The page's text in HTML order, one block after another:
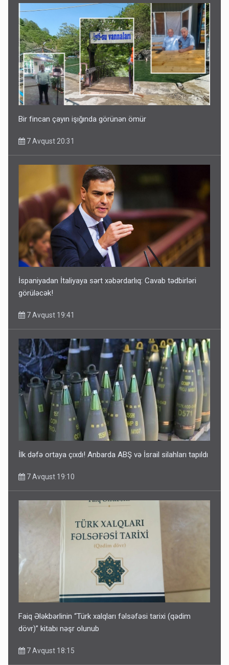
Bir fincan çayın işığında görünən ömür
7 Avqust 20:31
İspaniyadan İtaliyaya sərt xəbərdarlıq: Cavab tədbirləri
görüləcək!
7 Avqust 19:41
İlk dəfə ortaya çıxdı! Anbarda ABŞ və İsrail silahları tapıldı
7 Avqust 19:10
Faiq Ələkbərlinin “Türk xalqları fəlsəfəsi tarixi (qədim
dövr)” kitabı nəşr olunub
7 Avqust 18:15